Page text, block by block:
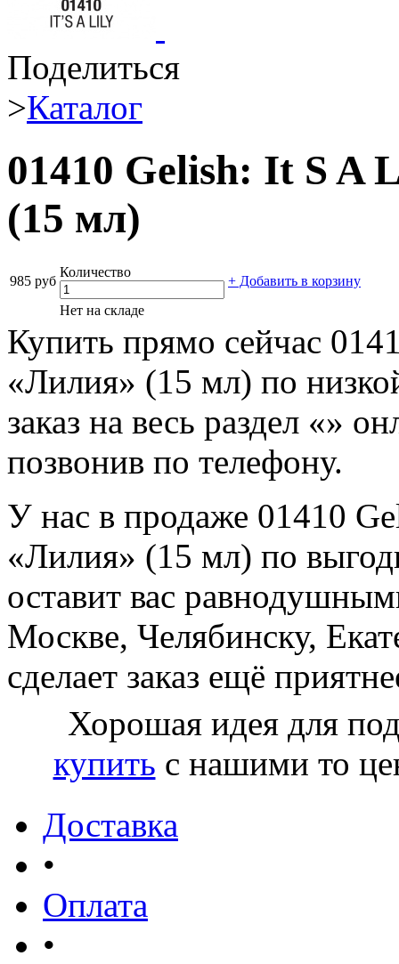
Поделиться
>Каталог
01410 Gelish: It S A
(15 мл)
985 руб
Количество
+ Добавить в корзину
Нет на складе
Купить прямо сейчас
«Лилия» (15 мл) по
заказ на весь раздел «»
позвонив по телефону.
У нас в продаже 01410
«Лилия» (15 мл) по
оставит вас
Москве, Челябинску,
сделает заказ ещё
Хорошая идея для
купить с нашими то
Доставка
•
Оплата
•